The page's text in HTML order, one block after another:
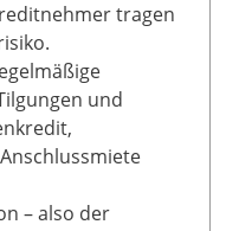
tragen
und
– also der